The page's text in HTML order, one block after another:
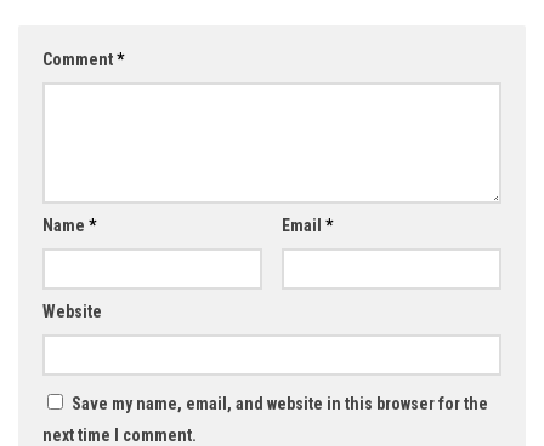
Comment*
Name * Email *
Website
Save my name, email, and website in this browser for the
next time I comment.